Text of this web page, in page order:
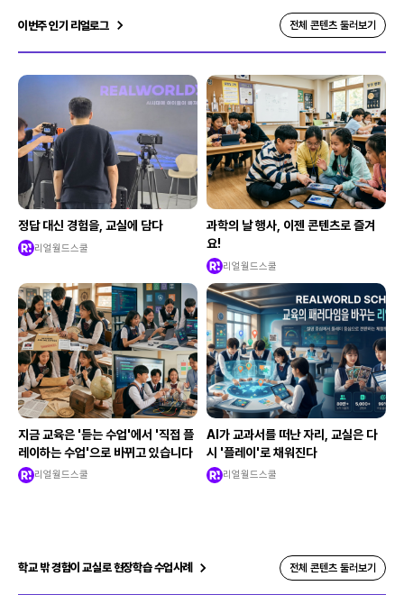
이번주 인기 리얼로그 전체 콘텐츠 둘러보기
정답 대신 경험을, 교실에 담다
리얼월드스쿨
과학의 날 행사, 이젠 콘텐츠로 즐겨
요!
리얼월드스쿨
지금 교육은 '듣는 수업'에서 '직접 플
레이하는 수업'으로 바뀌고 있습니다
리얼월드스쿨
AI가 교과서를 떠난 자리, 교실은 다
시 '플레이'로 채워진다
리얼월드스쿨
학교 밖 경험이 교실로 현장학습 수업사례 전체 콘텐츠 둘러보기